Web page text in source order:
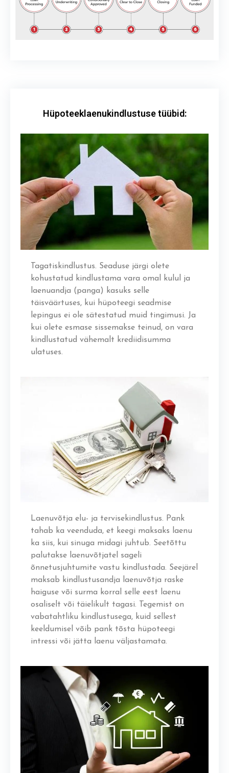
Hüpoteeklaenukindlustuse tüübid:
Tagatiskindlustus. Seaduse järgi olete
kohustatud kindlustama vara omal kulul ja
laenuandja (panga) kasuks selle
täisväärtuses, kui hüpoteegi seadmise
lepingus ei ole sätestatud muid tingimusi. Ja
kui olete esmase sissemakse teinud, on vara
kindlustatud vähemalt krediidisumma
ulatuses.
Laenuvõtja elu- ja tervisekindlustus. Pank
tahab ka veenduda, et keegi maksaks laenu
ka siis, kui sinuga midagi juhtub. Seetõttu
palutakse laenuvõtjatel sageli
õnnetusjuhtumite vastu kindlustada. Seejärel
maksab kindlustusandja laenuvõtja raske
haiguse või surma korral selle eest laenu
osaliselt või täielikult tagasi. Tegemist on
vabatahtliku kindlustusega, kuid sellest
keeldumisel võib pank tõsta hüpoteegi
intressi või jätta laenu väljastamata.